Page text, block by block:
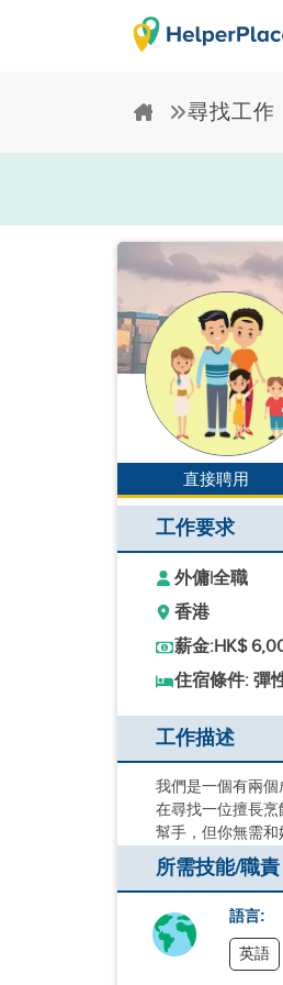
尋找工作
直接聘用
工作要求
外傭|全職
香港
薪金:HK$
住宿條件: 彈
工作描述
我們是一個有兩
在尋找一位擅長
幫手，但你無需和
所需技能/職責
語言:
英語